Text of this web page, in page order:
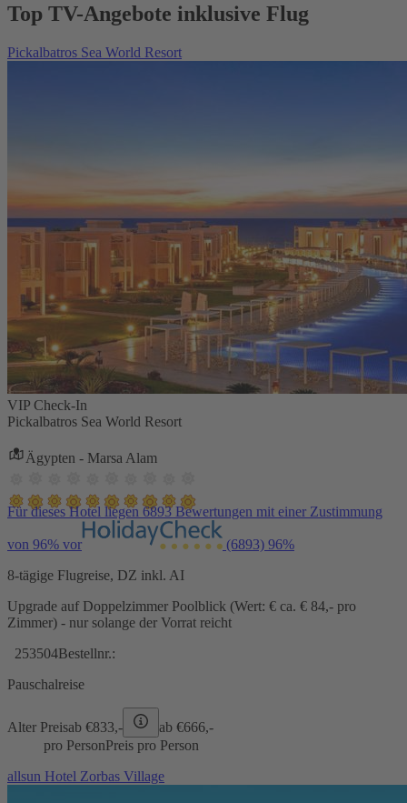
Top TV-Angebote inklusive Flug
Pickalbatros Sea World Resort
VIP Check-In
Pickalbatros Sea World Resort
Ägypten - Marsa Alam
Für dieses Hotel liegen 6893 Bewertungen mit einer Zustimmung
von 96% vor (6893) 96%
8-tägige Flugreise, DZ inkl. AI
Upgrade auf Doppelzimmer Poolblick (Wert: € ca. € 84,- pro
Zimmer) - nur solange der Vorrat reicht
253504Bestellnr.:
Pauschalreise
Alter Preisab €833,- ab €666,-
pro PersonPreis pro Person
allsun Hotel Zorbas Village